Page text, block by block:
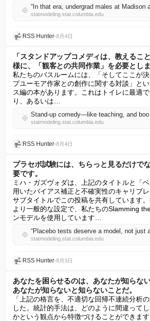
statmodeling.stat.columbia.edu
RSS Hunter•8月4日
「スタンドアップコメディは、教えるこ
様に、「観客との共同作業」を必要としま
私たちのバスルームには、「そしてここが
プユーモア作家との創作に関する対談」と
ス編の本があります。これはトイレに最適
り、あるいは…
Stand-
statmodeling.stat.columbia.edu
RSS Hunter•8月4日
プラセボ試験には、ちらっと見るだけで
要です。
ミハ・ガズヴォダは、上記のタイトルと「
用いたバイアス補正と不確実性のキャリブ
サブタイトルでこの投稿を共有しています
より一般的な設定で、私たちのSlamming
ンモデルを使用しています…
statmodeling.stat.columbia.edu
RSS Hunter•8月3日
あなたを困らせるのは、あなたが知らな
あなたが知らないと知らないことだ。
「上記の格言を、不適切な回帰不連続分析
した。統計的手法は、どのように間違って
かという観点から特徴づけることができま